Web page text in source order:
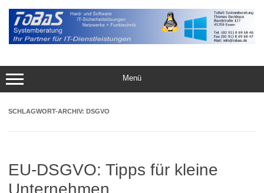
Inhalt
springen
Menü
SCHLAGWORT-ARCHIV: DSGVO
EU-DSGVO: Tipps für kleine
Unternehmen